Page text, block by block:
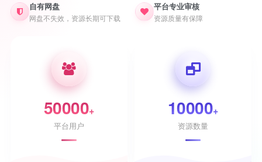
自有网盘
网盘不失效，资源长期可下载
平台专业审核
资源质量有保障
50000+
平台用户
10000+
资源数量